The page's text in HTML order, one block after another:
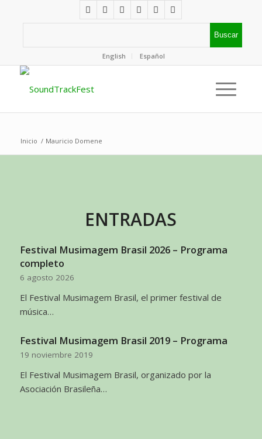
English Español
Inicio / Mauricio Domene
ENTRADAS
Festival Musimagem Brasil 2026 – Programa
completo
6 agosto 2026
El Festival Musimagem Brasil, el primer festival de
música…
Festival Musimagem Brasil 2019 – Programa
19 noviembre 2019
El Festival Musimagem Brasil, organizado por la
Asociación Brasileña…